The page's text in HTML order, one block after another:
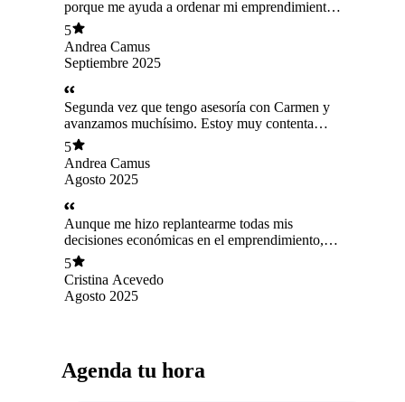
porque me ayuda a ordenar mi emprendimiento
para que crezca. Además me ayuda a ampliar mi
horizonte de ideas. Siempre salgo muy
agradecida y con nuevos desafíos. La
recomiendo al 1000%
5
Andrea Camus
Septiembre 2025
Segunda vez que tengo asesoría con Carmen y
avanzamos muchísimo. Estoy muy contenta
porque su ayuda ha sido tremenda. Llevo 5 años
siendo emprendedora y recién ahora tengo una
guía clar, directa y efectiva. La recomiendo
muchísimo. Carmen es la indicada para
impulsar. Gracias por tanto🙏💖
5
Andrea Camus
Agosto 2025
Aunque me hizo replantearme todas mis
decisiones económicas en el emprendimiento,
agradezco la honestidad, claridad y power de
Carmen. Desde el minuto uno me leyó: puso en
palabras simples lo que a veces una sabe, pero
no logra entender ni ver. Los emprendedores
ayudarme a ordenar, aterrizar ideas y manejar
mejor las lucas. Gracias Carmen, eres seca 🙌
5
Cristina Acevedo
Agosto 2025
Agenda tu hora